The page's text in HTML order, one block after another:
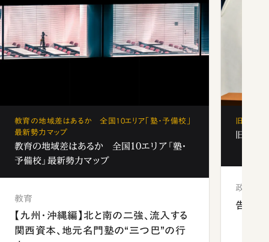
教育の地域差はあるか 全国10エリア「塾・予備校」
最新勢力マップ
教育の地域差はあるか 全国10エリア「塾・
予備校」最新勢力マップ
教育
【九州・沖縄編】北と南の二強、流入する
関西資本、地元名門塾の“三つ巴”の行
旧安倍
旧安倍
政治
告発